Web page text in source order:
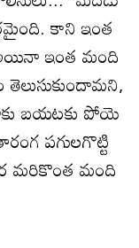
కాని ఇంత
ఇంత మంది
బయటకు పోయె
పగులగొట్టి
మరికొంత మంది